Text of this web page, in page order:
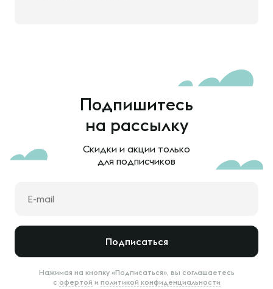
Подпишитесь
на рассылку
Скидки и акции только
для подписчиков
Подписаться
Нажимая на кнопку «Подписаться», вы соглашаетесь
с офертой и политикой конфиденциальности